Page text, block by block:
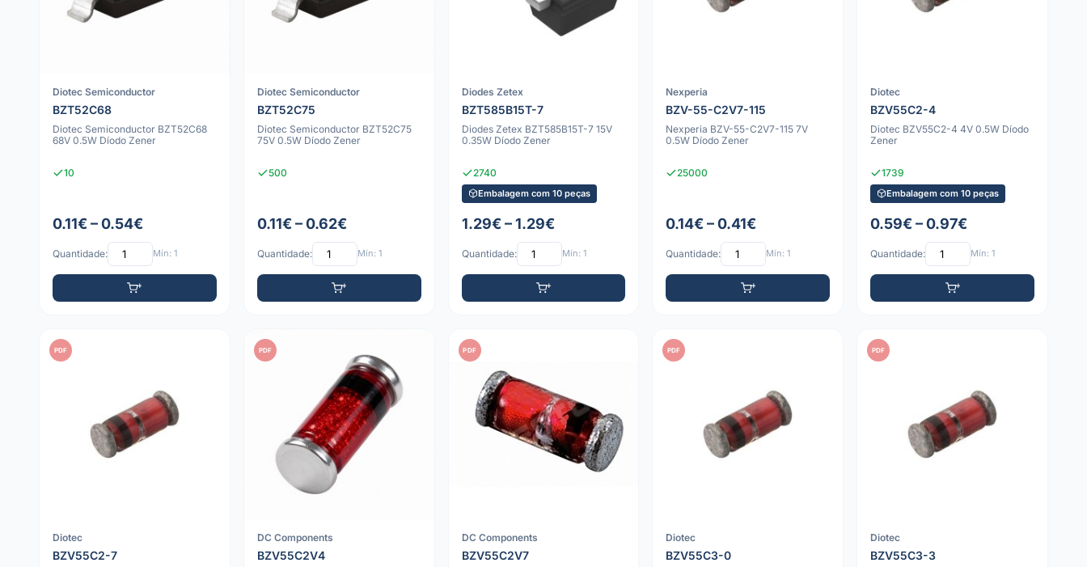
Diotec Semiconductor
BZT52C68
Diotec Semiconductor BZT52C68
68V 0.5W Díodo Zener
10
0.11€ – 0.54€
Quantidade: Mín: 1
Diotec Semiconductor
BZT52C75
Diotec Semiconductor BZT52C75
75V 0.5W Díodo Zener
500
0.11€ – 0.62€
Quantidade: Mín: 1
Diodes Zetex
BZT585B15T-7
Diodes Zetex BZT585B15T-7 15V
0.35W Díodo Zener
2740
Embalagem com 10 peças
1.29€ – 1.29€
Quantidade: Mín: 1
Nexperia
BZV-55-C2V7-115
Nexperia BZV-55-C2V7-115 7V
0.5W Díodo Zener
25000
0.14€ – 0.41€
Quantidade: Mín: 1
Diotec
BZV55C2-4
Diotec BZV55C2-4 4V 0.5W Díodo
Zener
1739
Embalagem com 10 peças
0.59€ – 0.97€
Quantidade: Mín: 1
PDF
Diotec
BZV55C2-7
PDF
DC Components
BZV55C2V4
PDF
DC Components
BZV55C2V7
PDF
Diotec
BZV55C3-0
PDF
Diotec
BZV55C3-3